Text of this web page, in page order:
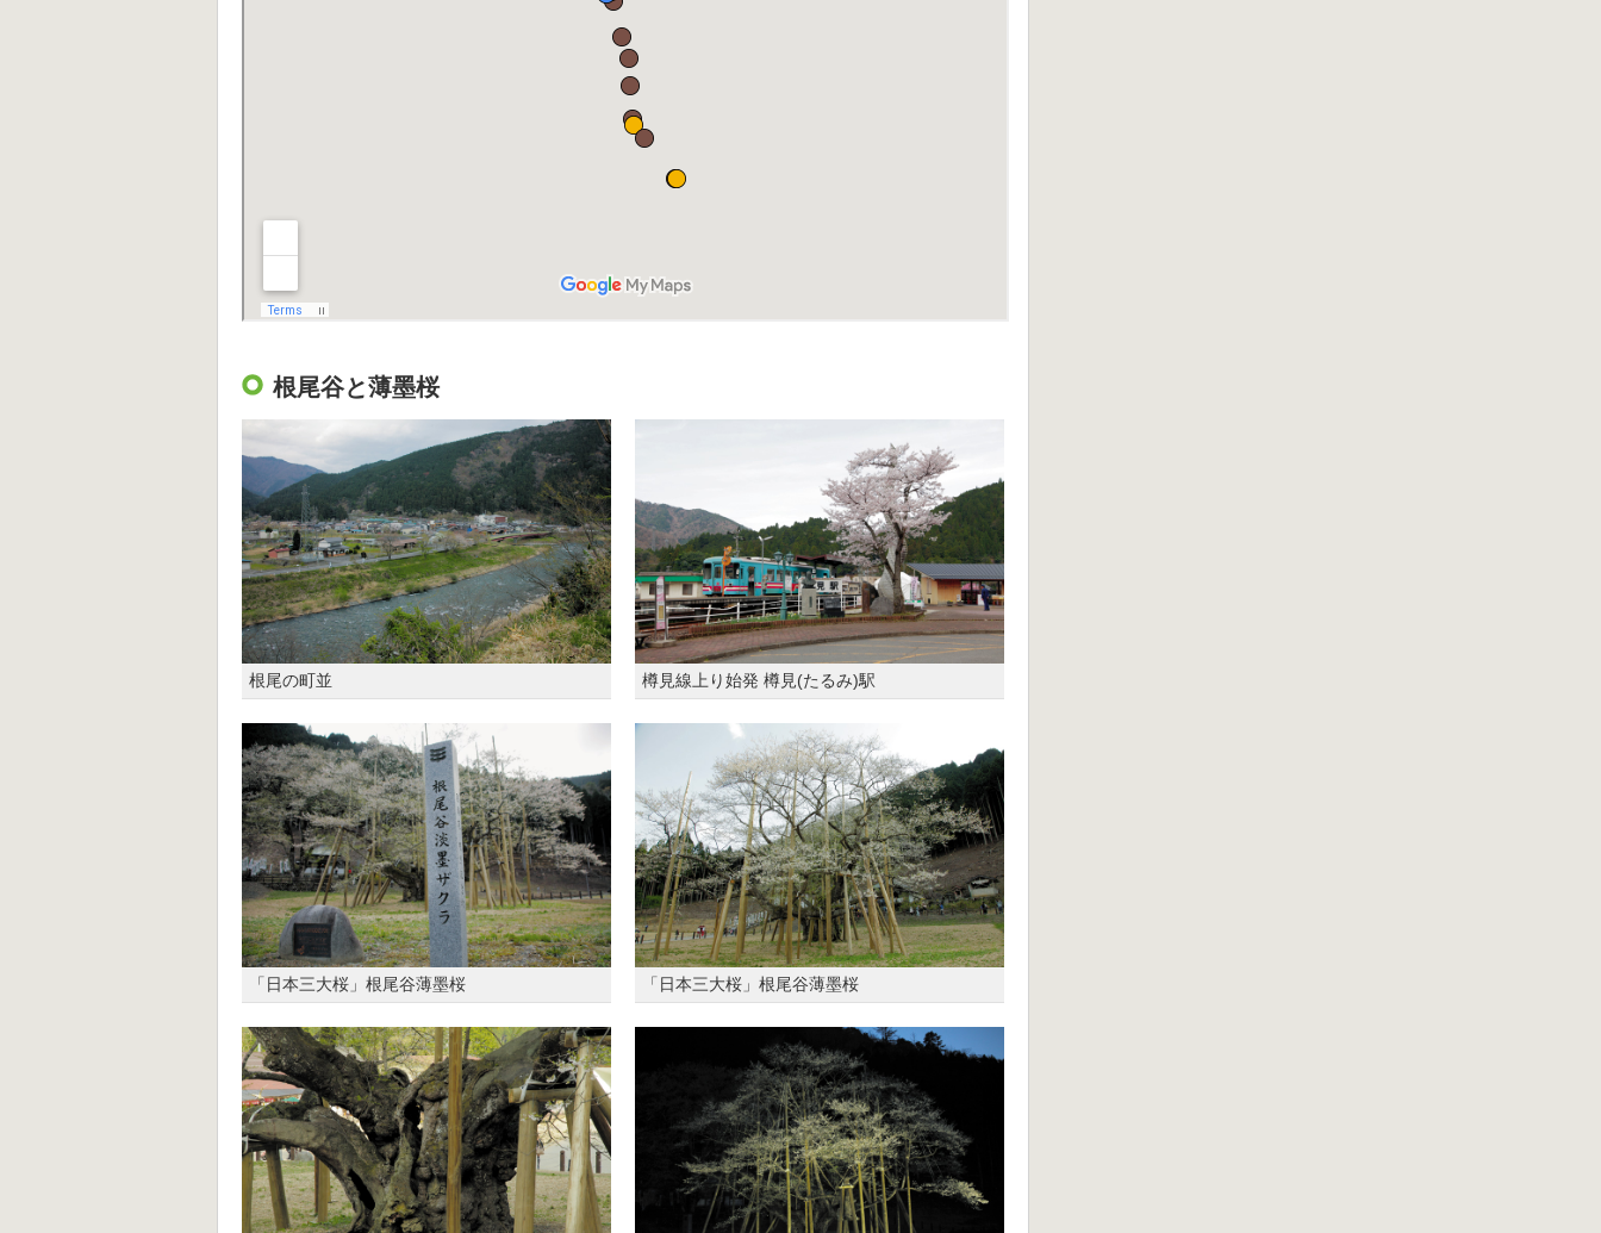
根尾谷と薄墨桜
根尾の町並 樽見線上り始発 樽見(たるみ)駅
「日本三大桜」根尾谷薄墨桜 「日本三大桜」根尾谷薄墨桜